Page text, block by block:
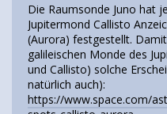
Die Raumsonde Juno hat
Jupitermond Callisto
(Aurora) festgestellt.
galileischen Monde des
und Callisto) solche
natürlich auch):
https://www.space.com/